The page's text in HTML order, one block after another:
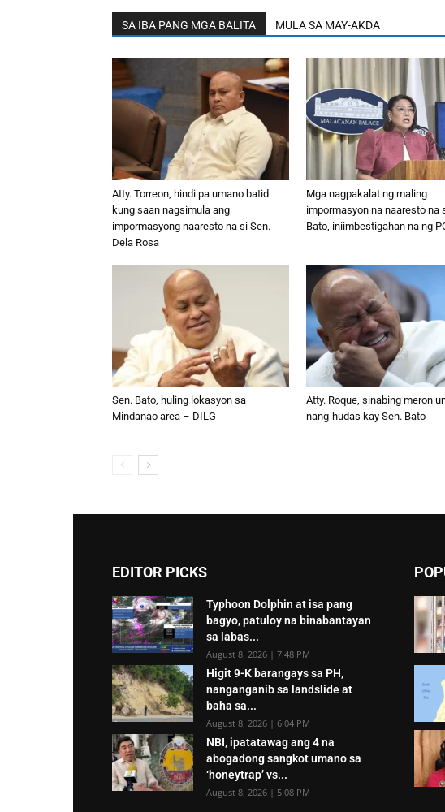
SA IBA PANG MGA BALITA MULA SA MAY-AKDA
Atty. Torreon, hindi pa umano batid
kung saan nagsimula ang
impormasyong naaresto na si Sen.
Dela Rosa
Mga nagpakalat ng maling
impormasyon na naaresto na
Bato, iniimbestigahan na ng
Sen. Bato, huling lokasyon sa
Mindanao area – DILG
Atty. Roque, sinabing meron
nang-hudas kay Sen. Bato
EDITOR PICKS
Typhoon Dolphin at isa pang
bagyo, patuloy na binabantayan
sa labas...
August 8, 2026 | 7:48 PM
Higit 9-K barangays sa PH,
nanganganib sa landslide at
baha sa...
August 8, 2026 | 6:04 PM
NBI, ipatatawag ang 4 na
abogadong sangkot umano sa
‘honeytrap’ vs...
August 8, 2026 | 5:08 PM